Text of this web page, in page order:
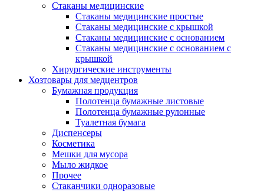
Стаканы медицинские
Стаканы медицинские простые
Стаканы медицинские с крышкой
Стаканы медицинские с основанием
Стаканы медицинские с основанием с
крышкой
Хирургические инструменты
Хозтовары для медцентров
Бумажная продукция
Полотенца бумажные листовые
Полотенца бумажные рулонные
Туалетная бумага
Диспенсеры
Косметика
Мешки для мусора
Мыло жидкое
Прочее
Стаканчики одноразовые